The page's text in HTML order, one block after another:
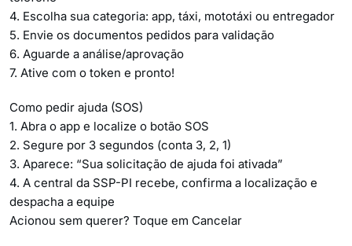
4. Escolha sua categoria: app, táxi, mototáxi ou entregador
5. Envie os documentos pedidos para validação
6. Aguarde a análise/aprovação
7. Ative com o token e pronto!
Como pedir ajuda (SOS)
1. Abra o app e localize o botão SOS
2. Segure por 3 segundos (conta 3, 2, 1)
3. Aparece: “Sua solicitação de ajuda foi ativada”
4. A central da SSP-PI recebe, confirma a localização e
despacha a equipe
Acionou sem querer? Toque em Cancelar